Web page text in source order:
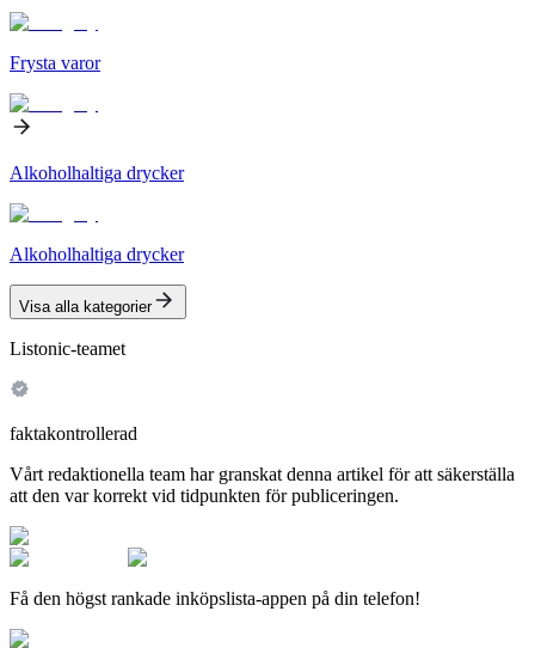
Frysta varor
Alkoholhaltiga drycker
Alkoholhaltiga drycker
Visa alla kategorier
Listonic-teamet
faktakontrollerad
Vårt redaktionella team har granskat denna artikel för att säkerställa
att den var korrekt vid tidpunkten för publiceringen.
Få den högst rankade inköpslista-appen på din telefon!